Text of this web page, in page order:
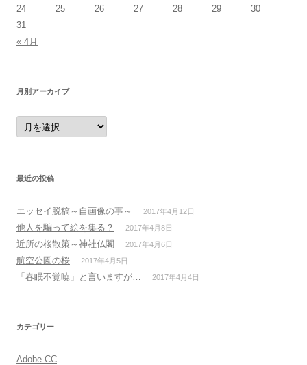
24
25 26 27 28 29
30
31
« 4月
月別アーカイブ
月
別
ア
ブ
最近の投稿
エッセイ脱稿～自画像の事～ 2017年4月12日
他人を騙って絵を集る？ 2017年4月8日
近所の桜散策～神社仏閣 2017年4月6日
航空公園の桜 2017年4月5日
「春眠不覚暁」と言いますが… 2017年4月4日
カテゴリー
Adobe CC